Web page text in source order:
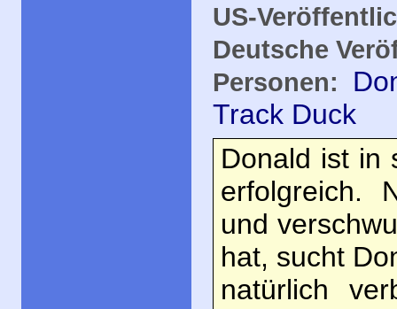
US-
Deutsche
Personen:
Track Duck
Donald ist in
erfolgreich.
und
hat, sucht
natürlich